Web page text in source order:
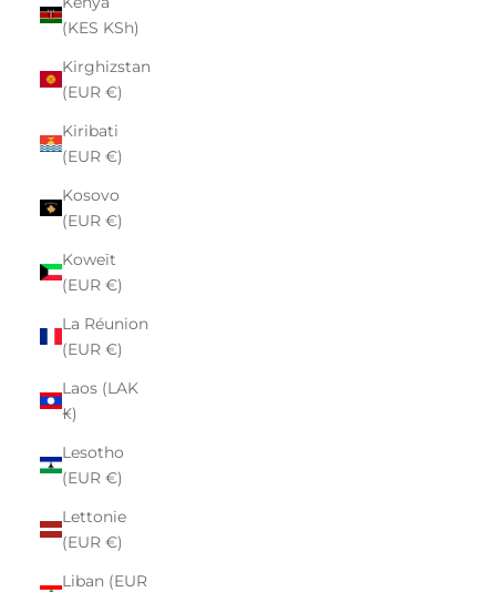
(KES KSh)
Kirghizstan
(EUR €)
Kiribati
(EUR €)
Kosovo
(EUR €)
Koweït
(EUR €)
La Réunion
(EUR €)
Laos (LAK
₭)
Lesotho
(EUR €)
Lettonie
(EUR €)
Liban (EUR